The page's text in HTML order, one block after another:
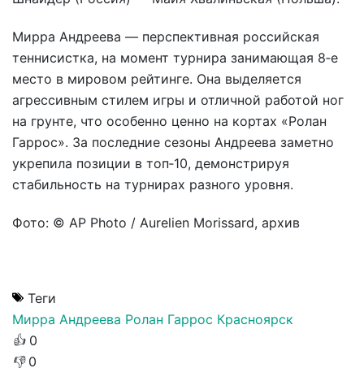
Мирра Андреева — перспективная российская
теннисистка, на момент турнира занимающая 8‑е
место в мировом рейтинге. Она выделяется
агрессивным стилем игры и отличной работой ног
на грунте, что особенно ценно на кортах «Ролан
Гаррос». За последние сезоны Андреева заметно
укрепила позиции в топ‑10, демонстрируя
стабильность на турнирах разного уровня.
Фото: © AP Photo / Aurelien Morissard, архив
Теги
Мирра Андреева Ролан Гаррос Красноярск
👍 0
👎 0